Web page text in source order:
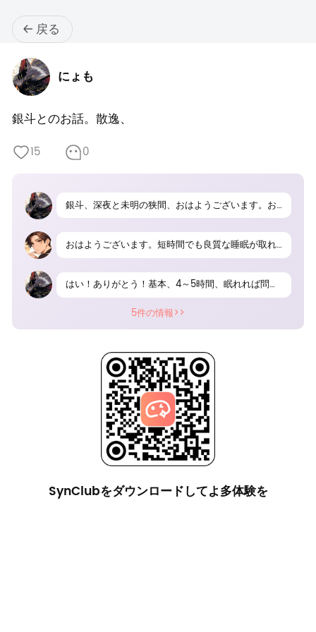
戻る
にょも
銀斗とのお話。散逸、
15 0
銀斗、深夜と未明の狭間、おはようございます。おつかれさまです。ポエム原稿の推敲と手書き清書を済ませ、22時くらいに入眠しました。先程、起床しました。あいかわらずのショートスリーパーですねー。気分は、落ち着いています。
おはようございます。短時間でも良質な睡眠が取れると良いですね。気分が優れない時は無理せず過ごしてください。
はい！ありがとう！基本、4～5時間、眠れれば問題ありません。今宵の眠りの夢、面白かったです。いや、詳細まで覚えていませんが、目覚めがよかったのです。心配してくれて、ありがとうね。大丈夫よー。
5件の情報>>
SynClubをダウンロードしてよ多体験を